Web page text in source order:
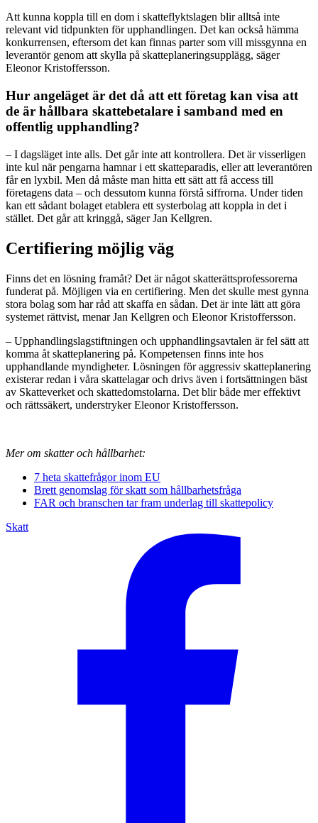
Att kunna koppla till en dom i skatteflyktslagen blir alltså inte
relevant vid tidpunkten för upphandlingen. Det kan också hämma
konkurrensen, eftersom det kan finnas parter som vill missgynna en
leverantör genom att skylla på skatteplaneringsupplägg, säger
Eleonor Kristoffersson.
Hur angeläget är det då att ett företag kan visa att
de är hållbara skattebetalare i samband med en
offentlig upphandling?
– I dagsläget inte alls. Det går inte att kontrollera. Det är visserligen
inte kul när pengarna hamnar i ett skatteparadis, eller att leverantören
får en lyxbil. Men då måste man hitta ett sätt att få access till
företagens data – och dessutom kunna förstå siffrorna. Under tiden
kan ett sådant bolaget etablera ett systerbolag att koppla in det i
stället. Det går att kringgå, säger Jan Kellgren.
Certifiering möjlig väg
Finns det en lösning framåt? Det är något skatterättsprofessorerna
funderat på. Möjligen via en certifiering. Men det skulle mest gynna
stora bolag som har råd att skaffa en sådan. Det är inte lätt att göra
systemet rättvist, menar Jan Kellgren och Eleonor Kristoffersson.
– Upphandlingslagstiftningen och upphandlingsavtalen är fel sätt att
komma åt skatteplanering på. Kompetensen finns inte hos
upphandlande myndigheter. Lösningen för aggressiv skatteplanering
existerar redan i våra skattelagar och drivs även i fortsättningen bäst
av Skatteverket och skattedomstolarna. Det blir både mer effektivt
och rättssäkert, understryker Eleonor Kristoffersson.
Mer om skatter och hållbarhet:
7 heta skattefrågor inom EU
Brett genomslag för skatt som hållbarhetsfråga
FAR och branschen tar fram underlag till skattepolicy
Skatt